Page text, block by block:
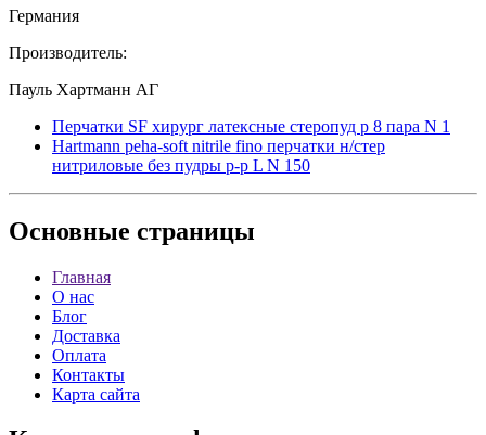
Германия
Производитель:
Пауль Хартманн АГ
Перчатки SF хирург латексные стеропуд р 8 пара N 1
Hartmann peha-soft nitrile fino перчатки н/стер
нитриловые без пудры p-р L N 150
Основные страницы
Главная
О нас
Блог
Доставка
Оплата
Контакты
Карта сайта